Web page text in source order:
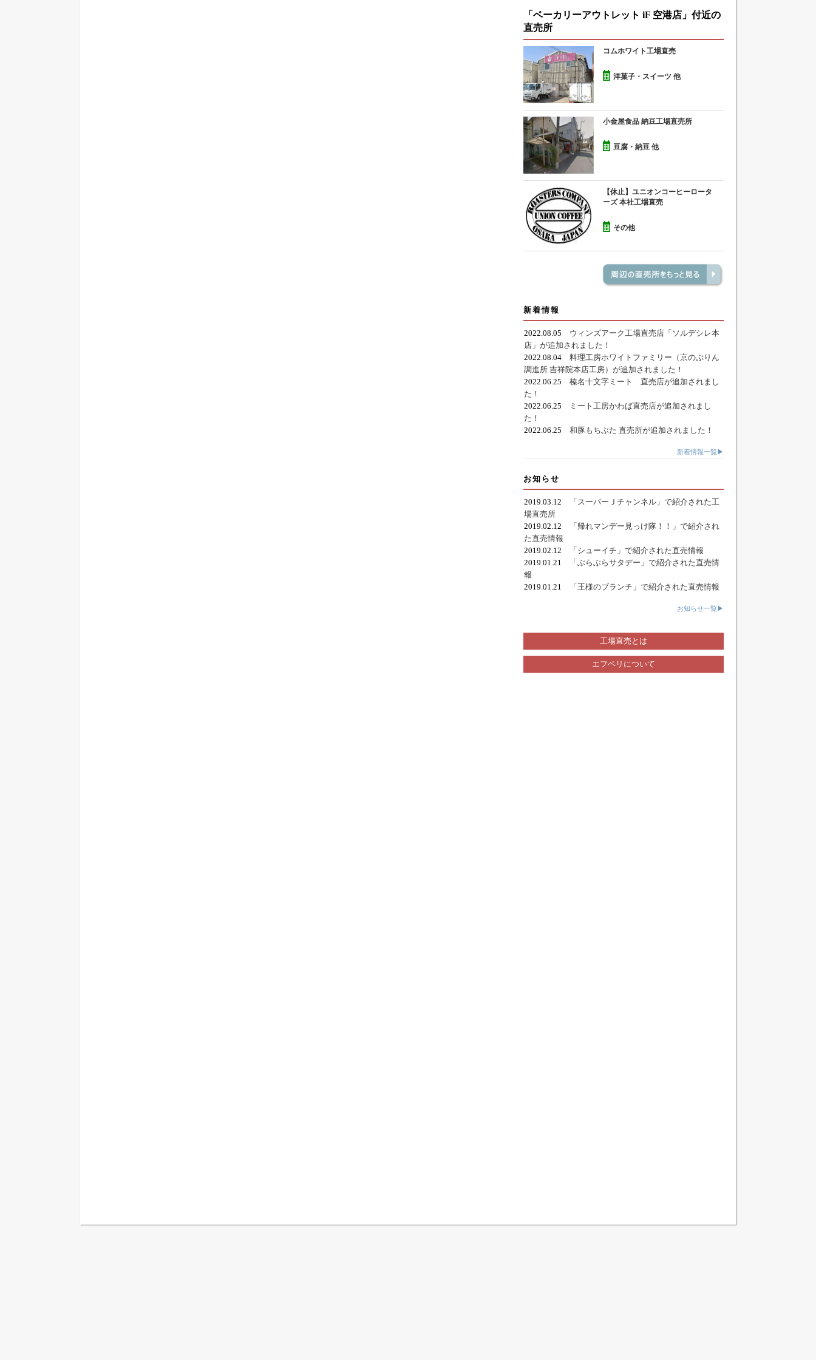
「ベーカリーアウトレット iF 空港店」付近の
直売所
コムホワイト工場直売
洋菓子・スイーツ 他
小金屋食品 納豆工場直売所
豆腐・納豆 他
【休止】ユニオンコーヒーロータ
ーズ 本社工場直売
その他
新着情報
2022.08.05 ウィンズアーク工場直売店「ソルデシレ本
店」が追加されました！
2022.08.04 料理工房ホワイトファミリー（京のぷりん
調進所 吉祥院本店工房）が追加されました！
2022.06.25 榛名十文字ミート 直売店が追加されまし
た！
2022.06.25
ミート工房かわば直売店が追加されまし
た！
2022.06.25 和豚もちぶた 直売所が追加されました！
新着情報一覧▶
お知らせ
2019.03.12
「スーパーＪチャンネル」で紹介された工
場直売所
2019.02.12
「帰れマンデー見っけ隊！！」で紹介され
た直売情報
2019.02.12
「シューイチ」で紹介された直売情報
2019.01.21
「ぶらぶらサタデー」で紹介された直売情
報
2019.01.21
「王様のブランチ」で紹介された直売情報
お知らせ一覧▶
工場直売とは
エフペリについて